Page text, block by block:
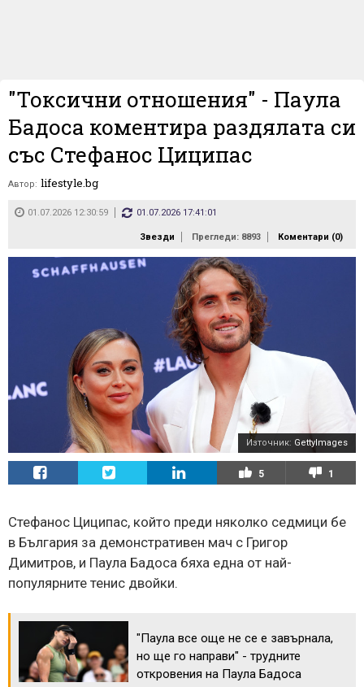
"Токсични отношения" - Паула
Бадоса коментира раздялата си
със Стефанос Циципас
Автор: lifestyle.bg
01.07.2026 12:30:59 01.07.2026 17:41:01
Звезди Прегледи: 8893 Коментари (0)
Източник: GettyImages
5 1
Стефанос Циципас, който преди няколко седмици бе
в България за демонстративен мач с Григор
Димитров, и Паула Бадоса бяха една от най-
популярните тенис двойки.
"Паула все още не се е завърнала,
но ще го направи" - трудните
откровения на Паула Бадоса